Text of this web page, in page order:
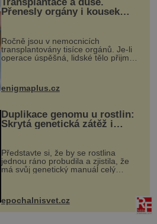
Přenesly orgány i kousek
Ročně jsou v nemocnicích
transplantovány tisíce orgánů. Je-li
operace úspěšná, lidské tělo přijme
enigmaplus.cz
Duplikace genomu u rostlin:
Skrytá genetická zátěž i
Představte si, že by se rostlina
jednou ráno probudila a zjistila, že
má svůj genetický manuál celý
vstupenka...
epochalnisvet.cz